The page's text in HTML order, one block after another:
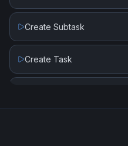
Create Subtask
Create Task